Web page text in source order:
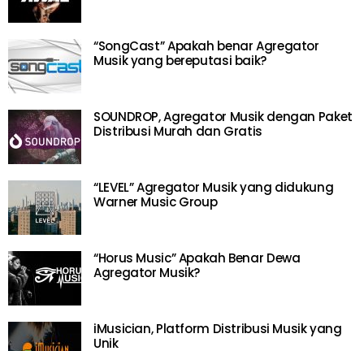
“SongCast” Apakah benar Agregator
Musik yang bereputasi baik?
SOUNDROP, Agregator Musik dengan Paket
Distribusi Murah dan Gratis
“LEVEL” Agregator Musik yang didukung
Warner Music Group
“Horus Music” Apakah Benar Dewa
Agregator Musik?
iMusician, Platform Distribusi Musik yang
Unik